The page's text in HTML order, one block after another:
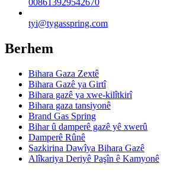
008613929542670
tyi@tygasspring.com
Berhem
Bihara Gaza Zextê
Bihara Gazê ya Girtî
Bihara gazê ya xwe-kilîtkirî
Bihara gaza tansiyonê
Brand Gas Spring
Bihar û damperê gazê yê xwerû
Damperê Rûnê
Sazkirina Dawîya Bihara Gazê
Alîkariya Deriyê Paşîn ê Kamyonê